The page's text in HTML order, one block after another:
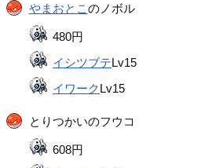
やまおとこ のノボル
480円
イシツブテLv15
イワークLv15
とりつかいのフウコ
608円